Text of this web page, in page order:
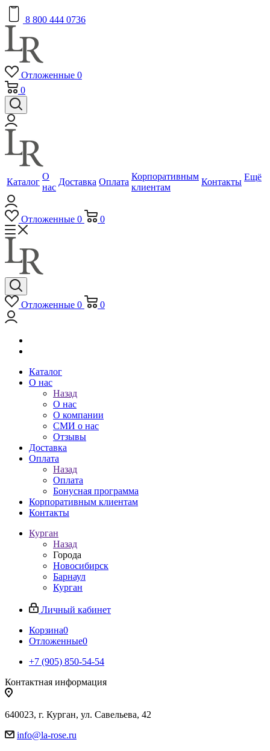
8 800 444 0736
Отложенные 0
0
Каталог
О
нас
Доставка Оплата
Корпоративным
клиентам
Контакты Ещё
Отложенные 0 0
Отложенные 0 0
Каталог
О нас
Назад
О нас
О компании
СМИ о нас
Отзывы
Доставка
Оплата
Назад
Оплата
Бонусная программа
Корпоративным клиентам
Контакты
Курган
Назад
Города
Новосибирск
Барнаул
Курган
Личный кабинет
Корзина0
Отложенные0
+7 (905) 850-54-54
Контактная информация
640023, г. Курган, ул. Савельева, 42
info@la-rose.ru